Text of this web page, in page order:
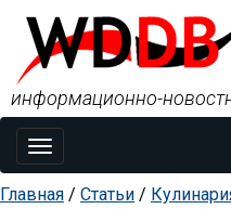
Toggle
navigation
информационно-
Главная / Статьи /